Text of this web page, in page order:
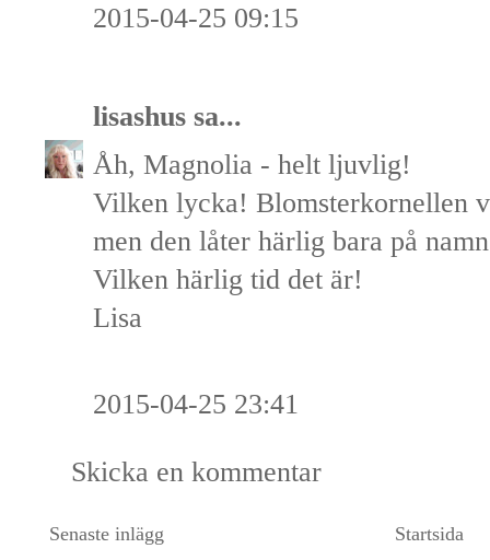
2015-04-25 09:15
lisashus sa...
Åh, Magnolia - helt ljuvlig!
Vilken lycka! Blomsterkornellen
men den låter härlig bara på
Vilken härlig tid det är!
Lisa
2015-04-25 23:41
Skicka en kommentar
Senaste inlägg Startsida